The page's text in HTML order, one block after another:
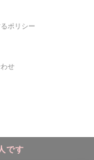
です
ポリシー
せ